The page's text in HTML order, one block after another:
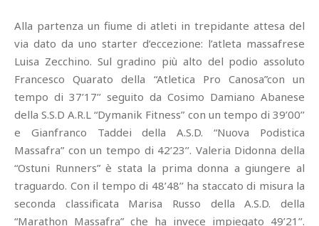
Alla partenza un fiume di atleti in trepidante attesa del
via dato da uno starter d’eccezione: l’atleta massafrese
Luisa Zecchino. Sul gradino più alto del podio assoluto
Francesco Quarato della “Atletica Pro Canosa”con un
tempo di 37’17’’ seguito da Cosimo Damiano Abanese
della S.S.D A.R.L “Dymanik Fitness” con un tempo di 39’00’’
e Gianfranco Taddei della A.S.D. “Nuova Podistica
Massafra” con un tempo di 42’23’’. Valeria Didonna della
“Ostuni Runners” è stata la prima donna a giungere al
traguardo. Con il tempo di 48’48’’ ha staccato di misura la
seconda classificata Marisa Russo della A.S.D. della
“Marathon Massafra” che ha invece impiegato 49’21’’.